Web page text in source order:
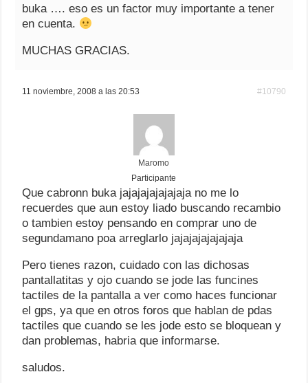
buka …. eso es un factor muy importante a tener
en cuenta.
MUCHAS GRACIAS.
11 noviembre, 2008 a las 20:53 #10790
Maromo
Participante
Que cabronn buka jajajajajajajaja no me lo
recuerdes que aun estoy liado buscando recambio
o tambien estoy pensando en comprar uno de
segundamano poa arreglarlo jajajajajajajaja
Pero tienes razon, cuidado con las dichosas
pantallatitas y ojo cuando se jode las funcines
tactiles de la pantalla a ver como haces funcionar
el gps, ya que en otros foros que hablan de pdas
tactiles que cuando se les jode esto se bloquean y
dan problemas, habria que informarse.
saludos.